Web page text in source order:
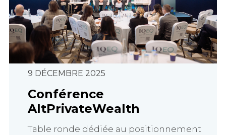
9 DÉCEMBRE 2025
Conférence
AltPrivateWealth
Table ronde dédiée au positionnement